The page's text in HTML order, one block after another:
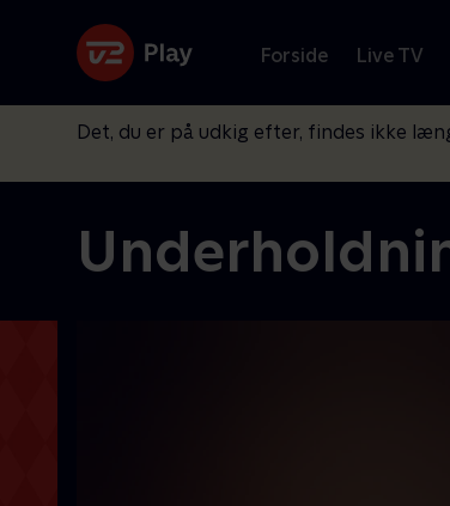
Forside Live TV
Det, du er på udkig efter, findes ikke